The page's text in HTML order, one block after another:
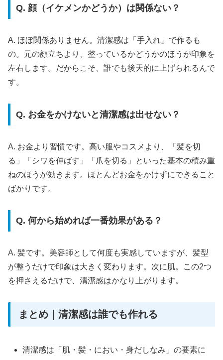
Q. 顔（イケメンかどうか）は関係ない？
A. ほぼ関係ありません。清潔感は「手入れ」で作るも
の。元の顔立ちより、整っているかどうかのほうが印象を
左右します。だからこそ、誰でも後天的に上げられるんで
す。
Q. お金をかけないと清潔感は出せない？
A. お金より習慣です。高い服やコスメより、「髪を切
る」「シワを伸ばす」「爪を切る」といった基本の積み重
ねのほうが効きます。ほとんどお金をかけずにできること
ばかりです。
Q. 何から始めれば一番効果がある？
A. 髪です。美容師として何度も実感していますが、髪型
が整うだけで印象は大きく変わります。次に肌。この2つ
を押さえるだけで、清潔感はかなり上がります。
まとめ｜清潔感は誰でも作れる
清潔感は「肌・髪・におい・身だしなみ」の要素に